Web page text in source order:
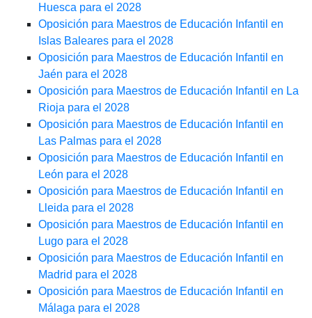
Huesca para el 2028
Oposición para Maestros de Educación Infantil en
Islas Baleares para el 2028
Oposición para Maestros de Educación Infantil en
Jaén para el 2028
Oposición para Maestros de Educación Infantil en La
Rioja para el 2028
Oposición para Maestros de Educación Infantil en
Las Palmas para el 2028
Oposición para Maestros de Educación Infantil en
León para el 2028
Oposición para Maestros de Educación Infantil en
Lleida para el 2028
Oposición para Maestros de Educación Infantil en
Lugo para el 2028
Oposición para Maestros de Educación Infantil en
Madrid para el 2028
Oposición para Maestros de Educación Infantil en
Málaga para el 2028